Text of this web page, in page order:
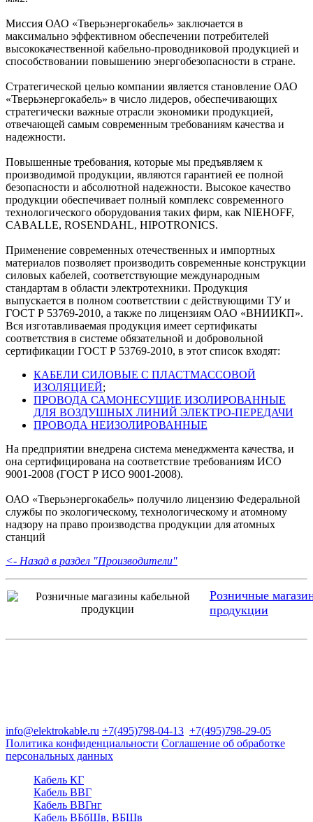
Миссия ОАО «Тверьэнергокабель» заключается в
максимально эффективном обеспечении потребителей
высококачественной кабельно-проводниковой продукцией и
способствовании повышению энергобезопасности в стране.
Стратегической целью компании является становление ОАО
«Тверьэнергокабель» в число лидеров, обеспечивающих
стратегически важные отрасли экономики продукцией,
отвечающей самым современным требованиям качества и
надежности.
Повышенные требования, которые мы предъявляем к
производимой продукции, являются гарантией ее полной
безопасности и абсолютной надежности. Высокое качество
продукции обеспечивает полный комплекс современного
технологического оборудования таких фирм, как NIEHOFF,
CABALLE, ROSENDAHL, HIPOTRONICS.
Применение современных отечественных и импортных
материалов позволяет производить современные конструкции
силовых кабелей, соответствующие международным
стандартам в области электротехники. Продукция
выпускается в полном соответствии с действующими ТУ и
ГОСТ Р 53769-2010, а также по лицензиям ОАО «ВНИИКП».
Вся изготавливаемая продукция имеет сертификаты
соответствия в системе обязательной и добровольной
сертификации ГОСТ Р 53769-2010, в этот список входят:
КАБЕЛИ СИЛОВЫЕ С ПЛАСТМАССОВОЙ
ИЗОЛЯЦИЕЙ;
ПРОВОДА САМОНЕСУЩИЕ ИЗОЛИРОВАННЫЕ
ДЛЯ ВОЗДУШНЫХ ЛИНИЙ ЭЛЕКТРО-ПЕРЕДАЧИ
ПРОВОДА НЕИЗОЛИРОВАННЫЕ
На предприятии внедрена система менеджмента качества, и
она сертифицирована на соответствие требованиям ИСО
9001-2008 (ГОСТ Р ИСО 9001-2008).
ОАО «Тверьэнергокабель» получило лицензию Федеральной
службы по экологическому, технологическому и атомному
надзору на право производства продукции для атомных
станций
<- Назад в раздел "Производители"
Розничные
продукции
info@elektrokable.ru +7(495)798-04-13 +7(495)798-29-05
Политика конфиденциальности Соглашение об обработке
персональных данных
Кабель КГ
Кабель ВВГ
Кабель ВВГнг
Кабель ВБбШв, ВБШв